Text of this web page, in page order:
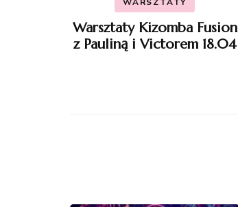
Warsztaty Kizomba Fusion
z Pauliną i Victorem 18.04